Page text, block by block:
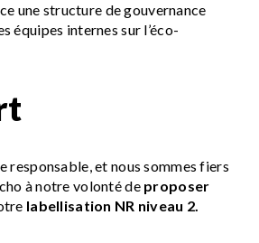
une structure de gouvernance
équipes internes sur l’éco-
responsable, et nous sommes fiers
à notre volonté de proposer
labellisation NR niveau 2.